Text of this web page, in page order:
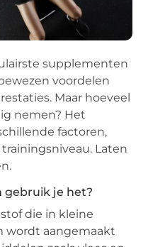
supplementen
voordelen
Maar hoeveel
nemen? Het
factoren,
Laten
gebruik je het?
die in kleine
wordt aangemaakt